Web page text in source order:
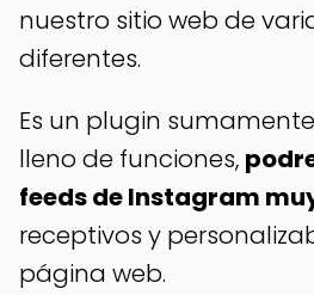
nuestro sitio web de
diferentes.
Es un plugin
lleno de funciones,
feeds de Instagram
receptivos y
página web.